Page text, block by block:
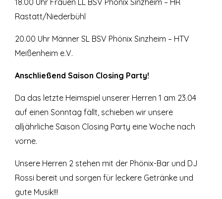
18.00 Uhr Frauen LL BSV Phönix Sinzheim – HR
Rastatt/Niederbühl
20.00 Uhr Männer SL BSV Phönix Sinzheim – HTV
Meißenheim e.V.
Anschließend Saison Closing Party!
Da das letzte Heimspiel unserer Herren 1 am 23.04
auf einen Sonntag fällt, schieben wir unsere
alljährliche Saison Closing Party eine Woche nach
vorne.
Unsere Herren 2 stehen mit der Phönix-Bar und DJ
Rossi bereit und sorgen für leckere Getränke und
gute Musik!!!